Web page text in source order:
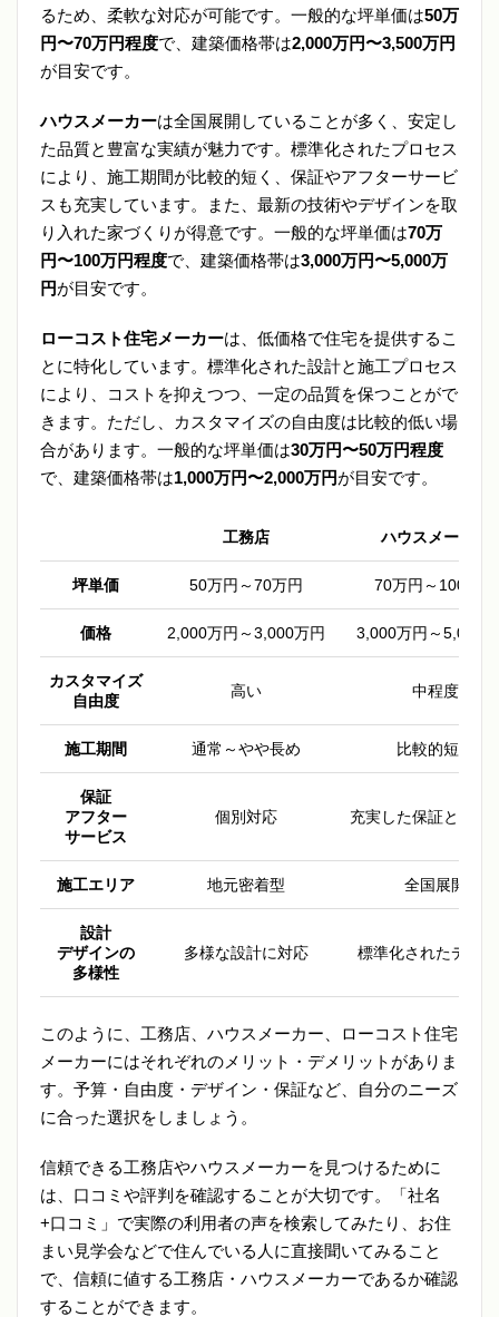
るため、柔軟な対応が可能です。一般的な坪単価は50万
円〜70万円程度で、建築価格帯は2,000万円〜3,500万円
が目安です。
ハウスメーカーは全国展開していることが多く、安定し
た品質と豊富な実績が魅力です。標準化されたプロセス
により、施工期間が比較的短く、保証やアフターサービ
スも充実しています。また、最新の技術やデザインを取
り入れた家づくりが得意です。一般的な坪単価は70万
円〜100万円程度で、建築価格帯は3,000万円〜5,000万
円が目安です。
ローコスト住宅メーカーは、低価格で住宅を提供するこ
とに特化しています。標準化された設計と施工プロセス
により、コストを抑えつつ、一定の品質を保つことがで
きます。ただし、カスタマイズの自由度は比較的低い場
合があります。一般的な坪単価は30万円〜50万円程度
で、建築価格帯は1,000万円〜2,000万円が目安です。
工務店 ハウスメーカー
坪単価 50万円～70万円 70万円～100万円
価格 2,000万円～3,000万円 3,000万円～5,000
カスタマイズ
自由度
高い 中程度
施工期間 通常～やや長め 比較的短い
保証
アフター
サービス
個別対応 充実した保証と定期
施工エリア 地元密着型 全国展開
設計
デザインの
多様性
多様な設計に対応 標準化されたデザ
このように、工務店、ハウスメーカー、ローコスト住宅
メーカーにはそれぞれのメリット・デメリットがありま
す。予算・自由度・デザイン・保証など、自分のニーズ
に合った選択をしましょう。
信頼できる工務店やハウスメーカーを見つけるために
は、口コミや評判を確認することが大切です。「社名
+口コミ」で実際の利用者の声を検索してみたり、お住
まい見学会などで住んでいる人に直接聞いてみること
で、信頼に値する工務店・ハウスメーカーであるか確認
することができます。